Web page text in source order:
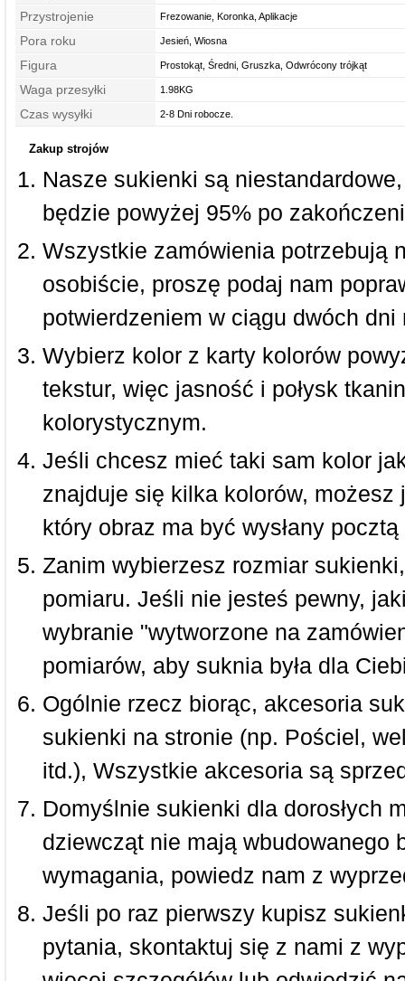
Przystrojenie Frezowanie, Koronka, Aplikacje
Pora roku Jesień, Wiosna
Figura Prostokąt, Średni, Gruszka, Odwrócony trójkąt
Waga przesyłki 1.98KG
Czas wysyłki 2-8 Dni robocze.
Zakup strojów
Nasze sukienki są
będzie powyżej 95% po
Wszystkie zamówienia potrzebują
osobiście, proszę podaj nam
potwierdzeniem w ciągu dwóch dni
Wybierz kolor z karty kolorów
tekstur, więc jasność i połysk
kolorystycznym.
Jeśli chcesz mieć taki sam kolor
znajduje się kilka kolorów,
który obraz ma być wysłany
Zanim wybierzesz rozmiar
pomiaru. Jeśli nie jesteś pewny,
wybranie "wytworzone na
pomiarów, aby suknia była dla
Ogólnie rzecz biorąc, akcesoria
sukienki na stronie (np. Pościel,
itd.), Wszystkie akcesoria są
Domyślnie sukienki dla dorosłych
dziewcząt nie mają
wymagania, powiedz nam z
Jeśli po raz pierwszy kupisz
pytania, skontaktuj się z nami z